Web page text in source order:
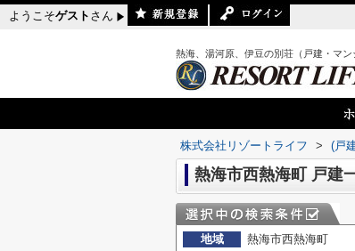
ようこそゲスト さん
熱海、湯河原、伊豆の別荘（戸建・マ
株式会社リゾートライフ > (戸
熱海市西熱海町 戸建
地域
熱海市西熱海町